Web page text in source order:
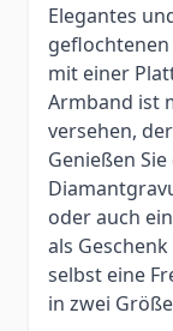
Elegantes
mit einer
Armband ist
versehen,
Genießen
oder auch
als
selbst eine
in zwei